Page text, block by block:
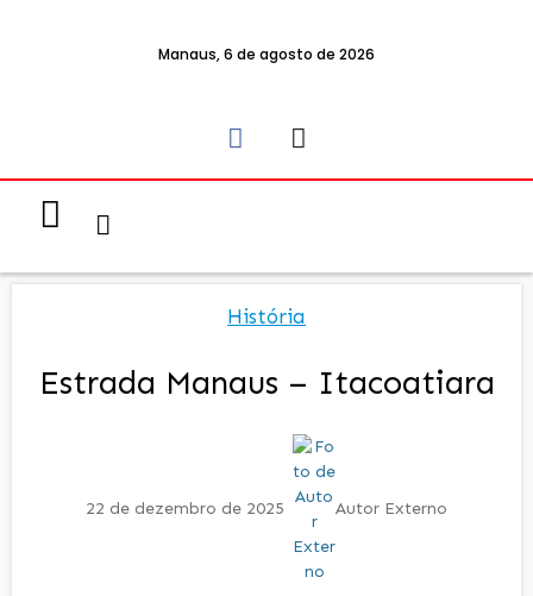
Manaus, 6 de agosto de 2026
História
Estrada Manaus – Itacoatiara
22 de dezembro de 2025 Autor Externo